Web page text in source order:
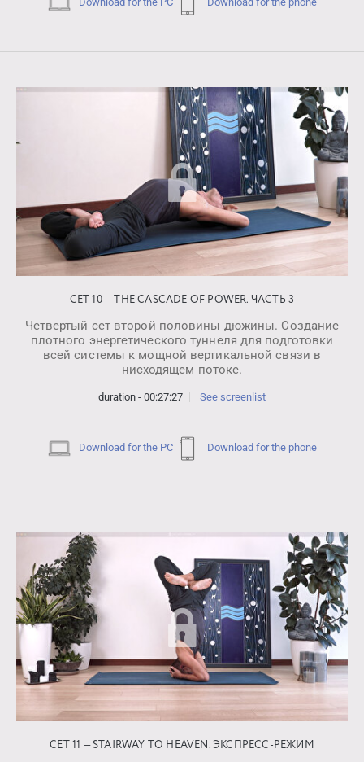
Download for the PC Download for the phone
СЕТ 10 — THE CASCADE OF POWER. ЧАСТЬ 3
Четвертый сет второй половины дюжины. Создание
плотного энергетического туннеля для подготовки
всей системы к мощной вертикальной связи в
нисходящем потоке.
duration - 00:27:27 See screenlist
Download for the PC Download for the phone
СЕТ 11 — STAIRWAY TO HEAVEN. ЭКСПРЕСС-РЕЖИМ